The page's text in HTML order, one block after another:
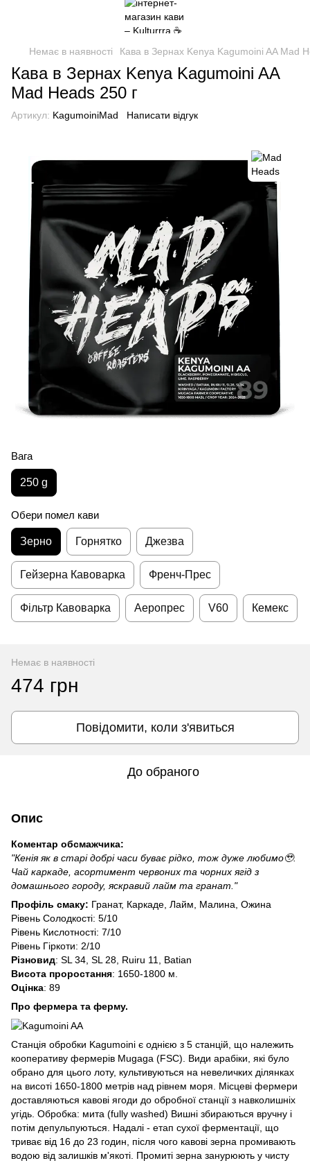
Немає в наявності Кава в Зернах Kenya Kagumoini AA Mad
Кава в Зернах Kenya Kagumoini AA
Mad Heads 250 г
Артикул: KagumoiniMad Написати відгук
Вага
250 g
Обери помел кави
Зерно Горнятко Джезва
Гейзерна Кавоварка Френч-Прес
Фільтр Кавоварка Аеропрес V60 Кемекс
Немає в наявності
474 грн
Повідомити, коли з'явиться
До обраного
Опис
Коментар обсмажчика:
"Кенія як в старі добрі часи буває рідко, тож дуже любимо🥹.
Чай каркаде, асортимент червоних та чорних ягід з
домашнього городу, яскравий лайм та гранат."
Профіль смаку: Гранат, Каркаде, Лайм, Малина, Ожина
Рівень Солодкості: 5/10
Рівень Кислотності: 7/10
Рівень Гіркоти: 2/10
Різновид: SL 34, SL 28, Ruiru 11, Batian
Висота проростання: 1650-1800 м.
Оцінка: 89
Про фермера та ферму.
Станція обробки Kagumoini є однією з 5 станцій, що належить
кооперативу фермерів Mugaga (FSC). Види арабіки, які було
обрано для цього лоту, культивуються на невеличких ділянках
на висоті 1650-1800 метрів над рівнем моря. Місцеві фермери
доставляються кавові ягоди до обробної станції з навколишніх
угідь. Обробка: мита (fully washed) Вишні збираються вручну і
потім депульпуються. Надалі - етап сухої ферментації, що
триває від 16 до 23 годин, після чого кавові зерна промивають
водою від залишків м'якоті. Промиті зерна занурюють у чисту